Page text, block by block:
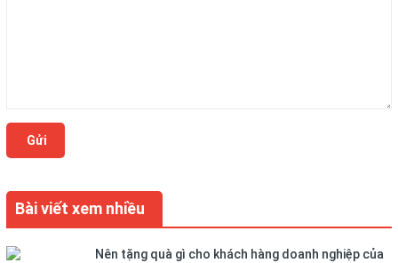
Bài viết xem nhiều
Nên tặng quà gì cho khách hàng doanh nghiệp của
Gửi